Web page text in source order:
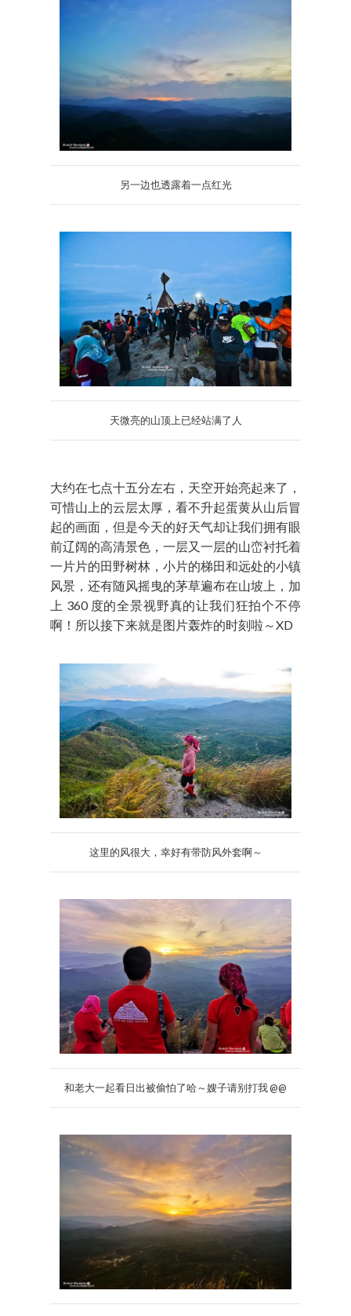
另一边也透露着一点红光
天微亮的山顶上已经站满了人
大约在七点十五分左右，天空开始亮起来了，
可惜山上的云层太厚，看不升起蛋黄从山后冒
起的画面，但是今天的好天气却让我们拥有眼
前辽阔的高清景色，一层又一层的山峦衬托着
一片片的田野树林，小片的梯田和远处的小镇
风景，还有随风摇曳的茅草遍布在山坡上，加
上 360 度的全景视野真的让我们狂拍个不停
啊！所以接下来就是图片轰炸的时刻啦～XD
这里的风很大，幸好有带防风外套啊～
和老大一起看日出被偷怕了哈～嫂子请别打我 @@